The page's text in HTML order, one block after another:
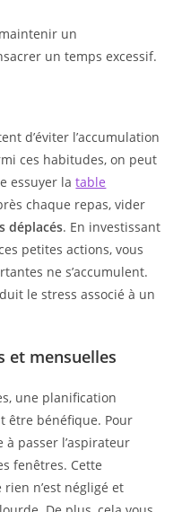
un
un temps excessif.
d’éviter l’accumulation
ces habitudes, on peut
essuyer latable
chaque repas, vider
déplacés. En investissant
petites actions, vous
ne s’accumulent.
le stress associé à un
et mensuelles
une planification
être bénéfique. Pour
passer l’aspirateur
fenêtres. Cette
n’est négligé et